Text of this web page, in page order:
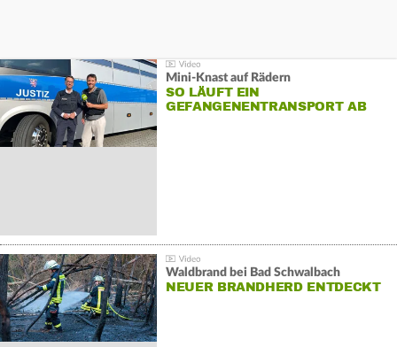
Mini-Knast auf Rädern
SO LÄUFT EIN
GEFANGENENTRANSPORT AB
Waldbrand bei Bad Schwalbach
NEUER BRANDHERD ENTDECKT